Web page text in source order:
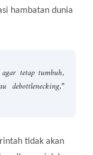
hambatan dunia
tetap tumbuh,
debottlenecking,”
tidak akan